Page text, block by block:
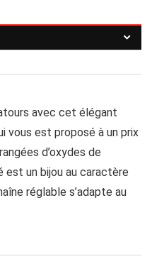
avec cet élégant
vous est proposé à un prix
d’oxydes de
est un bijou au caractère
réglable s’adapte au